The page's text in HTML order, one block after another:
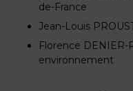
de-France
Jean-Louis
Florence DENIER-
environnement